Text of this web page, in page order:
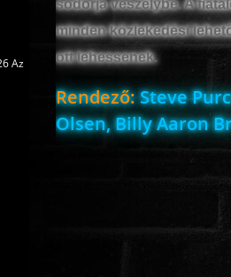
Az
sodorja veszélybe. A
minden közlekedési
ott lehessenek.
Rendező:Steve
Olsen, Billy Aaron